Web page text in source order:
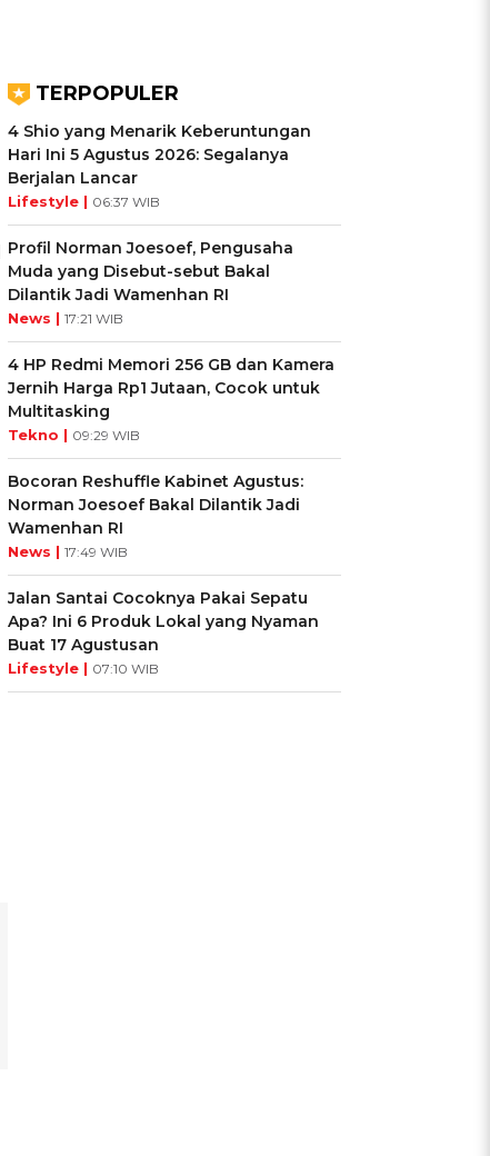
TERPOPULER
4 Shio yang Menarik Keberuntungan
Hari Ini 5 Agustus 2026: Segalanya
Berjalan Lancar
Lifestyle | 06:37 WIB
Profil Norman Joesoef, Pengusaha
Muda yang Disebut-sebut Bakal
Dilantik Jadi Wamenhan RI
News | 17:21 WIB
4 HP Redmi Memori 256 GB dan Kamera
Jernih Harga Rp1 Jutaan, Cocok untuk
Multitasking
Tekno | 09:29 WIB
Bocoran Reshuffle Kabinet Agustus:
Norman Joesoef Bakal Dilantik Jadi
Wamenhan RI
News | 17:49 WIB
Jalan Santai Cocoknya Pakai Sepatu
Apa? Ini 6 Produk Lokal yang Nyaman
Buat 17 Agustusan
Lifestyle | 07:10 WIB